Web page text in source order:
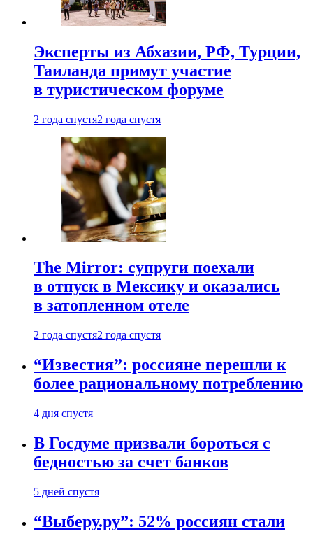
Эксперты из Абхазии, РФ, Турции,
Таиланда примут участие
в туристическом форуме
2 года спустя2 года спустя
The Mirror: супруги поехали
в отпуск в Мексику и оказались
в затопленном отеле
2 года спустя2 года спустя
“Известия”: россияне перешли к
более рациональному потреблению
4 дня спустя
В Госдуме призвали бороться с
бедностью за счет банков
5 дней спустя
“Выберу.ру”: 52% россиян стали